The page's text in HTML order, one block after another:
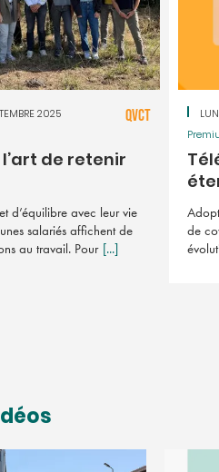
2025
de retenir
d’équilibre avec leur vie
salariés affichent de
au travail. Pour [...]
QVCT
de